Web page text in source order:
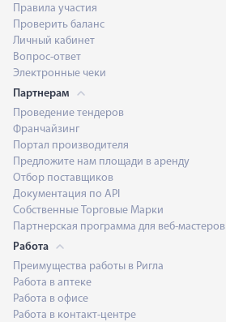
Правила участия
Проверить баланс
Личный кабинет
Вопрос-ответ
Электронные чеки
Партнерам
Проведение тендеров
Франчайзинг
Портал производителя
Предложите нам площади в аренду
Отбор поставщиков
Документация по API
Собственные Торговые Марки
Партнерская программа для веб-мастеров
Работа
Преимущества работы в Ригла
Работа в аптеке
Работа в офисе
Работа в контакт-центре